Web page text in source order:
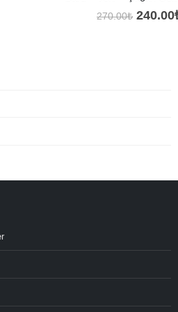
270.00₺ Orijinal
240.00